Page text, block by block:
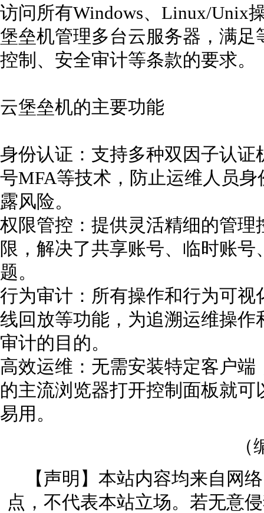
访问所有Windows、Linux/Unix
堡垒机管理多台云服务器，满
控制、安全审计等条款的要求。
云堡垒机的主要功能
身份认证：支持多种双因子认
号MFA等技术，防止运维人员
露风险。
权限管控：提供灵活精细的管
限，解决了共享账号、临时账
题。
行为审计：所有操作和行为可
线回放等功能，为追溯运维操
审计的目的。
高效运维：无需安装特定客户
的主流浏览器打开控制面板就
易用。
【声明】本站内容均来自网
点，不代表本站立场。若无意